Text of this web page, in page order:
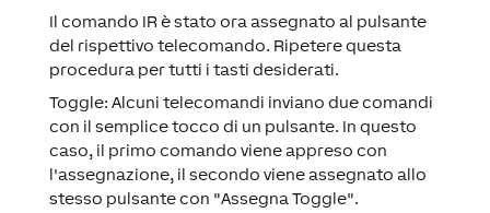
Il comando IR è stato ora assegnato al pulsante
del rispettivo telecomando. Ripetere questa
procedura per tutti i tasti desiderati.
Toggle: Alcuni telecomandi inviano due comandi
con il semplice tocco di un pulsante. In questo
caso, il primo comando viene appreso con
l'assegnazione, il secondo viene assegnato allo
stesso pulsante con "Assegna Toggle".